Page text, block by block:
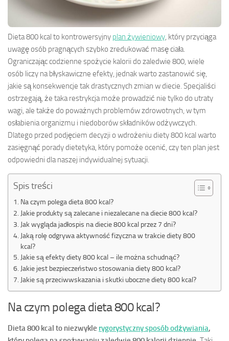
Dieta 800 kcal to kontrowersyjny plan żywieniowy, który przyciąga
uwagę osób pragnących szybko zredukować masę ciała.
Ograniczając codzienne spożycie kalorii do zaledwie 800, wiele
osób liczy na błyskawiczne efekty, jednak warto zastanowić się,
jakie są konsekwencje tak drastycznych zmian w diecie. Specjaliści
ostrzegają, że taka restrykcja może prowadzić nie tylko do utraty
wagi, ale także do poważnych problemów zdrowotnych, w tym
osłabienia organizmu i niedoborów składników odżywczych.
Dlatego przed podjęciem decyzji o wdrożeniu diety 800 kcal warto
zasięgnąć porady dietetyka, który pomoże ocenić, czy ten plan jest
odpowiedni dla naszej indywidualnej sytuacji.
Spis treści
Na czym polega dieta 800 kcal?
Jakie produkty są zalecane i niezalecane na diecie 800 kcal?
Jak wygląda jadłospis na diecie 800 kcal przez 7 dni?
Jaką rolę odgrywa aktywność fizyczna w trakcie diety 800
kcal?
Jakie są efekty diety 800 kcal – ile można schudnąć?
Jakie jest bezpieczeństwo stosowania diety 800 kcal?
Jakie są przeciwwskazania i skutki uboczne diety 800 kcal?
Na czym polega dieta 800 kcal?
Dieta 800 kcal to niezwykle rygorystyczny sposób odżywiania,